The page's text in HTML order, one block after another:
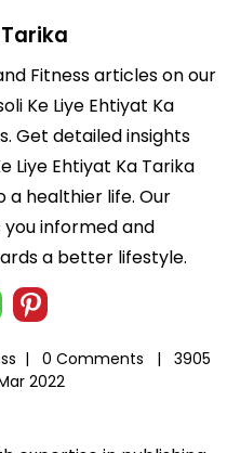
Fitness articles on our
Ke Liye Ehtiyat Ka
Get detailed insights
Liye Ehtiyat Ka Tarika
a healthier life. Our
informed and
a better lifestyle.
| 0 Comments |
3905
2022